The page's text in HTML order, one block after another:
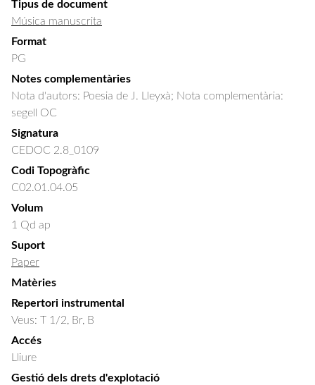
Tipus de document
Música manuscrita
Format
PG
Notes complementàries
Nota d'autors: Poesia de J. Lleyxà; Nota complementària:
segell OC
Signatura
CEDOC 2.8_0109
Codi Topogràfic
C02.01.04.05
Volum
1 Qd ap
Suport
Paper
Matèries
Repertori instrumental
Veus: T 1/2, Br, B
Accés
Lliure
Gestió dels drets d'explotació